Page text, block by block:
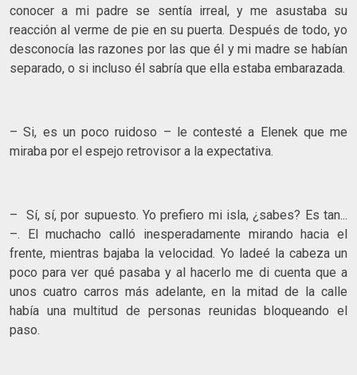
conocer a mi padre se sentía irreal, y me asustaba su
reacción al verme de pie en su puerta. Después de todo, yo
desconocía las razones por las que él y mi madre se habían
separado, o si incluso él sabría que ella estaba embarazada.
– Si, es un poco ruidoso – le contesté a Elenek que me
miraba por el espejo retrovisor a la expectativa.
– Sí, sí, por supuesto. Yo prefiero mi isla, ¿sabes? Es tan...
–. El muchacho calló inesperadamente mirando hacia el
frente, mientras bajaba la velocidad. Yo ladeé la cabeza un
poco para ver qué pasaba y al hacerlo me di cuenta que a
unos cuatro carros más adelante, en la mitad de la calle
había una multitud de personas reunidas bloqueando el
paso.